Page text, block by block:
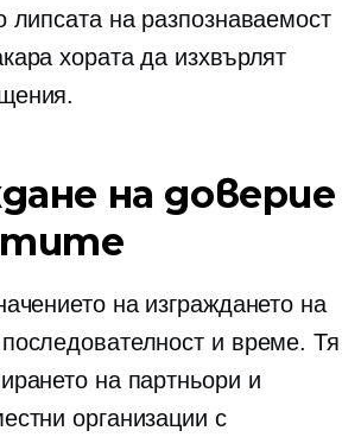
липсата на разпознаваемост
хората да изхвърлят
на доверие
на изграждането на
и време. Тя
на партньори и
организации с